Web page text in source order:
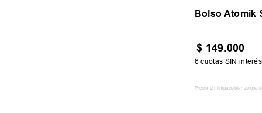
Bolso Atomik
$ 149.000
6 cuotas SIN
Precio sin impuestos